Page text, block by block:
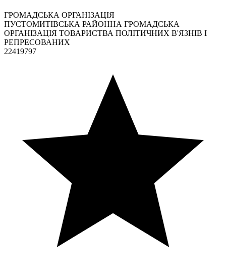
ГРОМАДСЬКА ОРГАНІЗАЦІЯ
ПУСТОМИТІВСЬКА РАЙОННА ГРОМАДСЬКА
ОРГАНІЗАЦІЯ ТОВАРИСТВА ПОЛІТИЧНИХ В'ЯЗНІВ І
РЕПРЕСОВАНИХ
22419797